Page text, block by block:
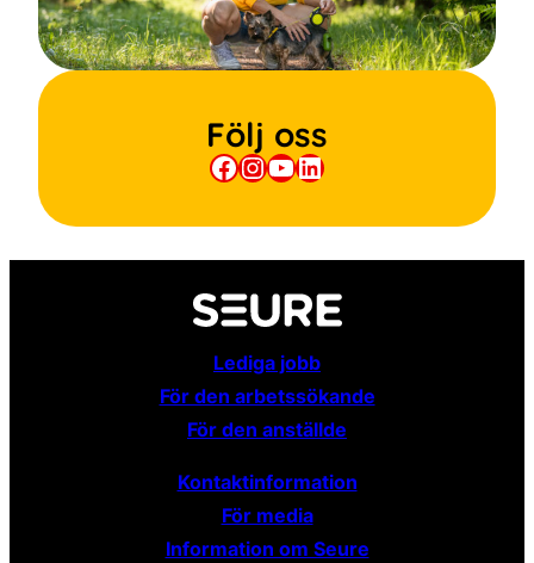
Följ oss
Facebook
Instagram
YouTube
LinkedIn
Lediga jobb
För den arbetssökande
För den anställde
Kontaktinformation
För media
Information om Seure